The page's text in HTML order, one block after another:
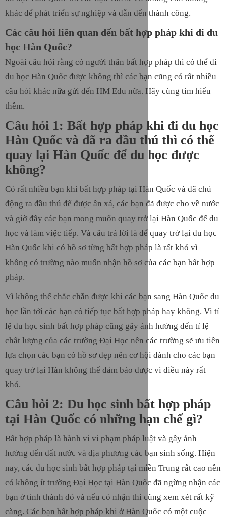
khác để phát triển sự nghiệp và dẫn đến thành công.
Các câu hỏi liên quan đến bất hợp pháp khi đi du
học Hàn Quốc?
Ngoài câu hỏi rằng có người thân bất hợp pháp thì có thể đi
du học Hàn Quốc được không thì các bạn cũng có rất nhiều
câu hỏi khác nữa gửi đến HM Edu nữa. Hãy cùng tìm hiểu
thêm.
Câu hỏi 1: Bất hợp pháp khi đi du học
Hàn Quốc và đã ra đầu thú thì có thể
quay lại Hàn Quốc để du học được
không?
Có rất nhiều bạn khi bất hợp pháp tại Hàn Quốc và đã chủ
động ra đầu thú để được ân xá, các bạn đã được cho về nước
và giờ đây các bạn mong muốn quay trở lại Hàn Quốc để du
học và làm việc tiếp. Và câu trả lời là để quay trở lại du học
Hàn Quốc khi có hồ sơ từng bất hợp pháp là rất khó vì
không có trường nào muốn nhận hồ sơ của các bạn bất hợp
pháp.
Vì không thể chắc chắn được khi các bạn sang Hàn Quốc du
học lần tới các bạn có tiếp tục bất hợp pháp hay không. Vì tỉ
lệ du học sinh bất hợp pháp cũng gây ảnh hưởng đến tỉ lệ
chất lượng của các trường Đại Học nên các trường sẽ ưu tiên
lựa chọn các bạn có hồ sơ đẹp nên cơ hội dành cho các bạn
quay trở lại Hàn không thể đảm bảo được vì điều này rất
khó.
Câu hỏi 2: Du học sinh bất hợp pháp
tại Hàn Quốc có những hạn chế gì?
Bất hợp pháp là hành vi vi phạm pháp luật và gây ảnh
hưởng đến đất nước và địa phương các bạn sinh sống. Hiện
nay, các du học sinh bất hợp pháp tại miền Trung rất cao nên
có không ít trường Đại Học tại Hàn Quốc đã ngừng nhận các
bạn ở tỉnh thành đó và nếu có nhận thì cũng xem xét rất kỹ
càng. Các bạn bất hợp pháp khi ở Hàn Quốc có một cuộc